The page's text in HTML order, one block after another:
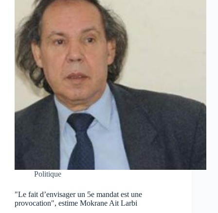
Politique
"Le fait d’envisager un 5e mandat est une
provocation", estime Mokrane Ait Larbi